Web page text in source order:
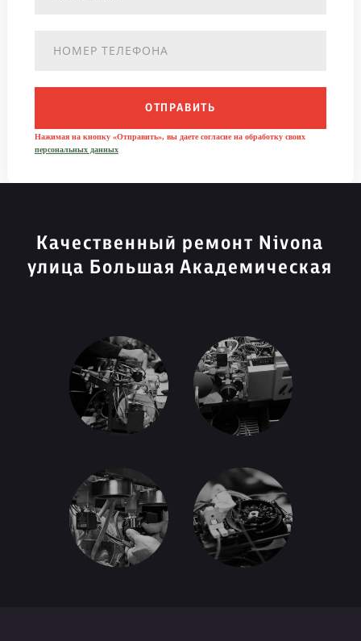
ОТПРАВИТЬ
Нажимая на кнопку «Отправить», вы даете согласие на обработку своих
персональных данных
Качественный ремонт Nivona
улица Большая Академическая